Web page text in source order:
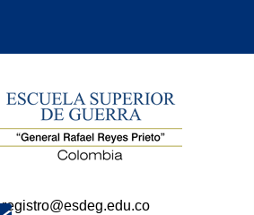
registro@esdeg.edu.co